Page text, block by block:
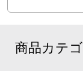
商品カテ